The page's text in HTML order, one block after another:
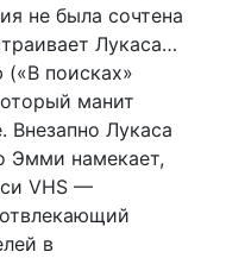
не была сочтена
Лукаса…
(«В поисках»
манит
Внезапно Лукаса
Эмми намекает,
VHS —
в